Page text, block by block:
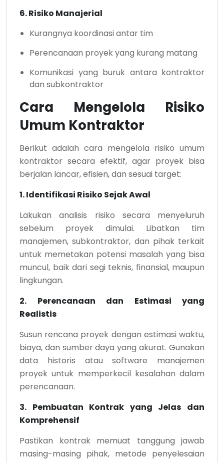
6. Risiko Manajerial
Kurangnya koordinasi antar tim
Perencanaan proyek yang kurang matang
Komunikasi yang buruk antara kontraktor
dan subkontraktor
Cara Mengelola Risiko
Umum Kontraktor
Berikut adalah cara mengelola risiko umum
kontraktor secara efektif, agar proyek bisa
berjalan lancar, efisien, dan sesuai target:
1. Identifikasi Risiko Sejak Awal
Lakukan analisis risiko secara menyeluruh
sebelum proyek dimulai. Libatkan tim
manajemen, subkontraktor, dan pihak terkait
untuk memetakan potensi masalah yang bisa
muncul, baik dari segi teknis, finansial, maupun
lingkungan.
2. Perencanaan dan Estimasi yang
Realistis
Susun rencana proyek dengan estimasi waktu,
biaya, dan sumber daya yang akurat. Gunakan
data historis atau software manajemen
proyek untuk memperkecil kesalahan dalam
perencanaan.
3. Pembuatan Kontrak yang Jelas dan
Komprehensif
Pastikan kontrak memuat tanggung jawab
masing-masing pihak, metode penyelesaian